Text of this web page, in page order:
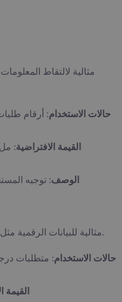
مثالية لالتقاط
حالات الاستخدام: أرقام
القيمة الافتراضية:
الوصف: توجيه
مثالية للبيانات الرقمية مثل درجات الحرارة، الأوزان، أو الكميات.
حالات الاستخدام: متطلبات
القيمة